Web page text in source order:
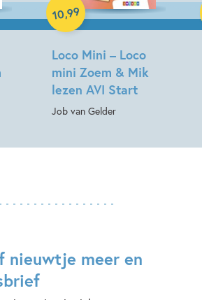
Loco Mini – Loco
mini Zoem & Mik
lezen AVI Start
Job van Gelder
10,99
nieuwtje meer en